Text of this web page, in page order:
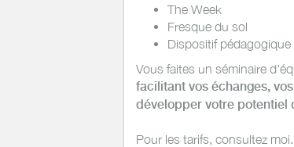
The Week
Fresque du sol
Dispositif
Vous faites un séminaire
facilitant vos échanges,
développer votre potentiel
Pour les tarifs, consultez moi.